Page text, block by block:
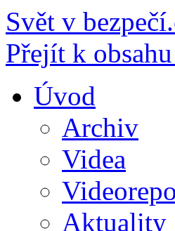
Svět v
Přejít k
Úvod
Archiv
Videa
Aktuality